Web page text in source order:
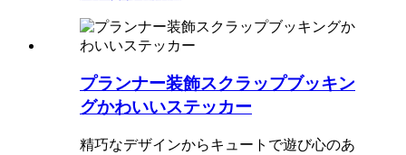
プランナー装飾スクラップブッキン
グかわいいステッカー
精巧なデザインからキュートで遊び心のあ